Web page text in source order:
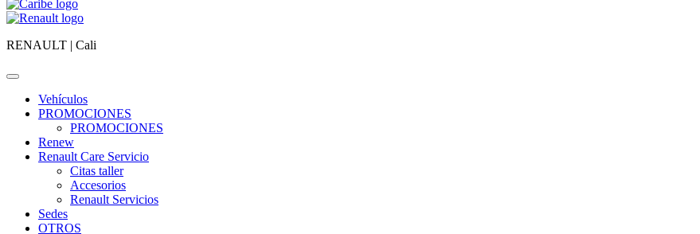
RENAULT | Cali
Vehículos
PROMOCIONES
PROMOCIONES
Renew
Renault Care Servicio
Citas taller
Accesorios
Renault Servicios
Sedes
OTROS